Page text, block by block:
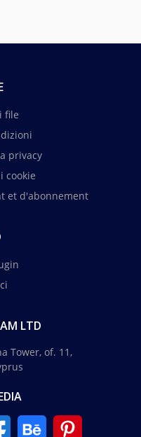
file
privacy
cookie
et d'abonnement
LTD
Tower, of. 11,